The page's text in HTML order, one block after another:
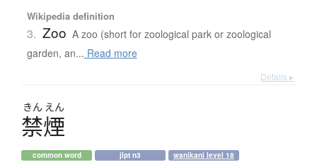
Wikipedia definition
3. Zoo A zoo (short for zoological park or zoological
garden, an... Read more
Details ▸
きん えん
禁煙
common word jlpt n3 wanikani level 18